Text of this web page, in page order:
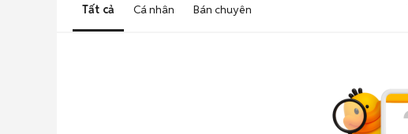
Tất cả Cá nhân Bán chuyên